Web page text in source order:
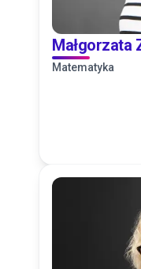
Małgorzata
Matematyka